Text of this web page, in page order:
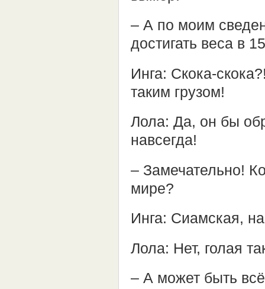
– А по моим
достигать веса в
Инга: Скока-
таким грузом!
Лола: Да, он бы
навсегда!
– Замечательно!
мире?
Инга: Сиамская,
Лола: Нет, голая
– А может быть